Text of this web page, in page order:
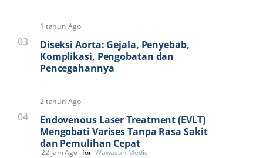
03
1 tahun Ago
Diseksi Aorta: Gejala, Penyebab,
Komplikasi, Pengobatan dan
Pencegahannya
04
2 tahun Ago
Endovenous Laser Treatment (EVLT)
Mengobati Varises Tanpa Rasa Sakit
dan Pemulihan Cepat
22 jam Ago for Wawasan Medis